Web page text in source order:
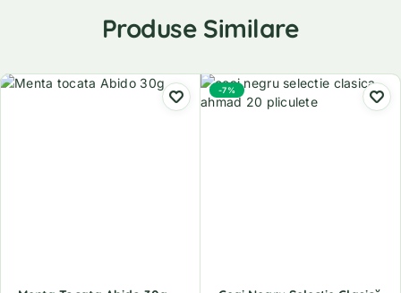
Produse Similare
-7%